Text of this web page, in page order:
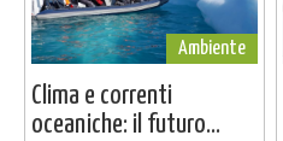
Ambiente
Clima e correnti
oceaniche: il futuro...